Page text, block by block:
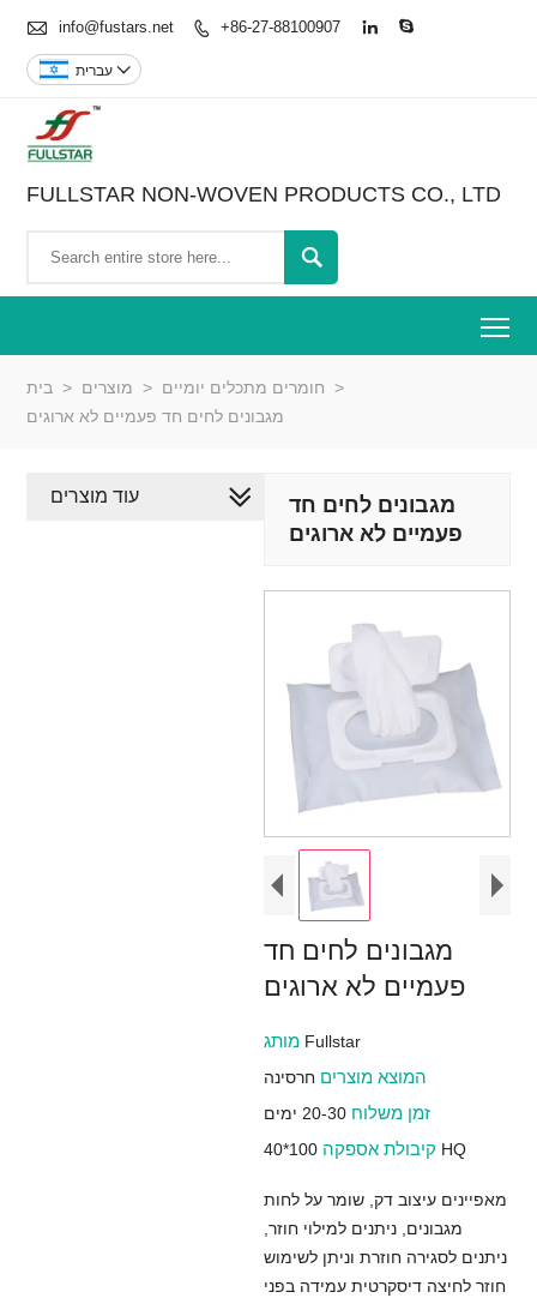
 info@fustars.net  +86-27-88100907  
עברית 
FULLSTAR NON-WOVEN PRODUCTS CO., LTD

בית > מוצרים > חומרים מתכלים יומיים >
מגבונים לחים חד פעמיים לא ארוגים
מגבונים לחים חד
פעמיים לא ארוגים
מגבונים לחים חד
פעמיים לא ארוגים
מותג Fullstar
המוצא מוצרים חרסינה
זמן משלוח20-30 ימים
קיבולת אספקה 100*40 HQ
מאפיינים עיצוב דק, שומר על לחות
מגבונים, ניתנים למילוי חוזר,
ניתנים לסגירה חוזרת וניתן לשימוש
חוזר לחיצה דיסקרטית עמידה בפני
עוד מוצרים